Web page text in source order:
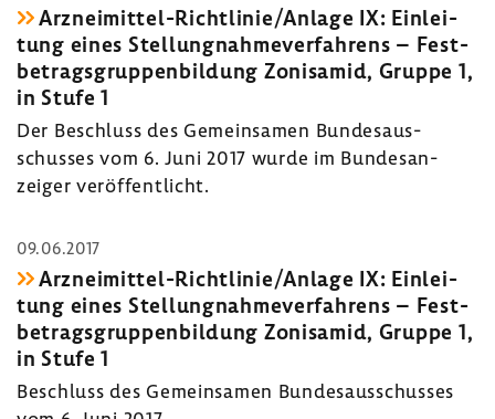
Arzneimittel-​Richtlinie/Anlage IX: Einlei­
tung eines Stel­lung­nah­me­ver­fah­rens – Fest­
be­trags­grup­pen­bil­dung Zoni­samid, Gruppe 1,
in Stufe 1
Der Beschluss des Gemein­samen Bundes­aus­
schusses vom 6. Juni 2017 wurde im Bundes­an­
zeiger veröf­fent­licht.
09.06.2017
Arzneimittel-​Richtlinie/Anlage IX: Einlei­
tung eines Stel­lung­nah­me­ver­fah­rens – Fest­
be­trags­grup­pen­bil­dung Zoni­samid, Gruppe 1,
in Stufe 1
Beschluss des Gemein­samen Bundes­aus­schusses